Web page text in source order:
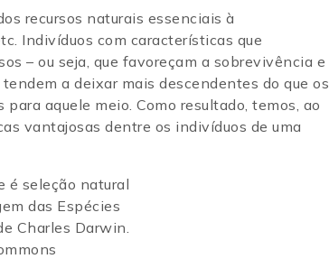
recursos naturais essenciais à
Indivíduos com características que
– ou seja, que favoreçam a sobrevivência e
a deixar mais descendentes do que os
aquele meio. Como resultado, temos, ao
vantajosas dentre os indivíduos de uma
das Espécies
Charles Darwin.